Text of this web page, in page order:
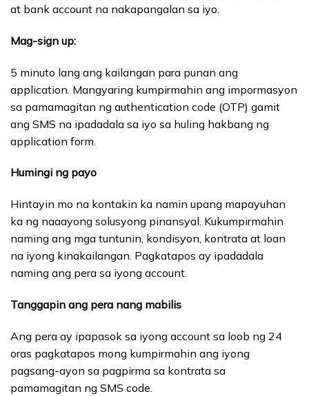
at bank account na nakapangalan sa iyo.
Mag-sign up:
5 minuto lang ang kailangan para punan ang
application. Mangyaring kumpirmahin ang impormasyon
sa pamamagitan ng authentication code (OTP) gamit
ang SMS na ipadadala sa iyo sa huling hakbang ng
application form.
Humingi ng payo
Hintayin mo na kontakin ka namin upang mapayuhan
ka ng naaayong solusyong pinansyal. Kukumpirmahin
naming ang mga tuntunin, kondisyon, kontrata at loan
na iyong kinakailangan. Pagkatapos ay ipadadala
naming ang pera sa iyong account.
Tanggapin ang pera nang mabilis
Ang pera ay ipapasok sa iyong account sa loob ng 24
oras pagkatapos mong kumpirmahin ang iyong
pagsang-ayon sa pagpirma sa kontrata sa
pamamagitan ng SMS code.